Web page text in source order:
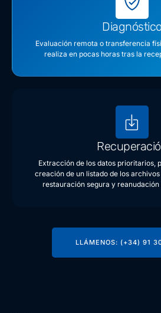
Diagnóstico
Evaluación remota o transferencia
realiza en pocas horas tras la
Extracción de los datos prioritarios,
creación de un listado de los
restauración segura y
LLÁMENOS: (+34) 91